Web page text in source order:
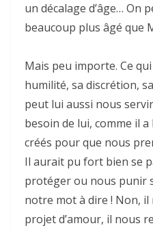
un décalage d’âge… On
beaucoup plus âgé que
Mais peu importe. Ce
humilité, sa discrétion,
peut lui aussi nous
besoin de lui, comme il
créés pour que nous
Il aurait pu fort bien se
protéger ou nous punir
notre mot à dire ! Non, il
projet d’amour, il nous